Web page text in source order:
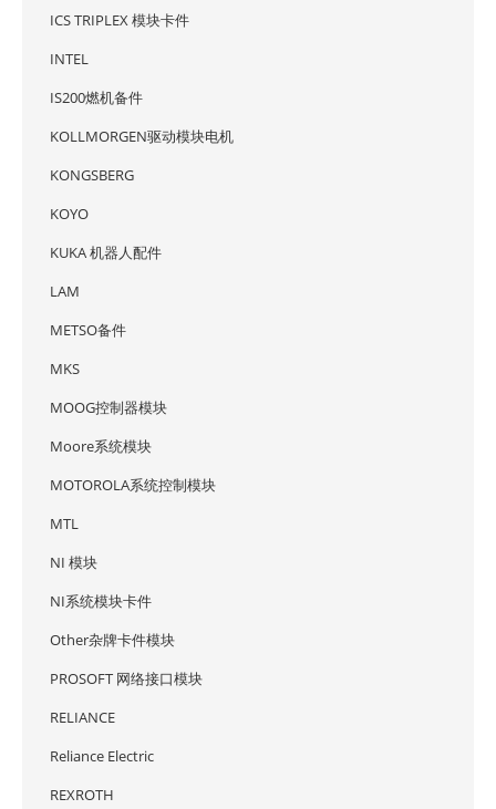
ICS TRIPLEX 模块卡件
INTEL
IS200燃机备件
KOLLMORGEN驱动模块电机
KONGSBERG
KOYO
KUKA 机器人配件
LAM
METSO备件
MKS
MOOG控制器模块
Moore系统模块
MOTOROLA系统控制模块
MTL
NI 模块
NI系统模块卡件
Other杂牌卡件模块
PROSOFT 网络接口模块
RELIANCE
Reliance Electric
REXROTH